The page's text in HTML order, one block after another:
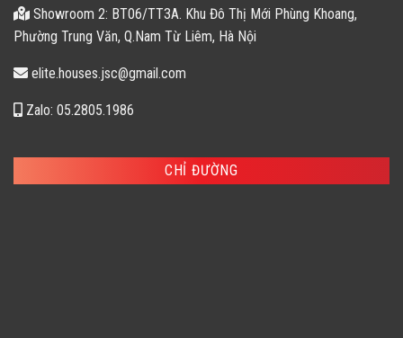
Showroom 2: BT06/TT3A. Khu Đô Thị Mới Phùng Khoang,
Phường Trung Văn, Q.Nam Từ Liêm, Hà Nội
elite.houses.jsc@gmail.com
Zalo: 05.2805.1986
CHỈ ĐƯỜNG